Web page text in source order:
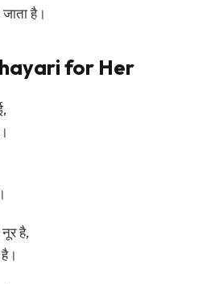
है।
for Her
नूर है,